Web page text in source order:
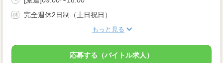
完全週休2日制（土日祝日）
もっと見る
応募する（バイトル求人）